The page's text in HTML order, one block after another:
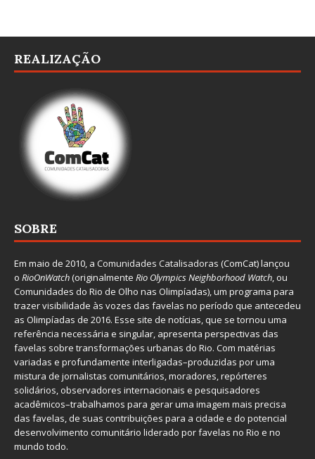
REALIZAÇÃO
SOBRE
Em maio de 2010, a Comunidades Catalisadoras (ComCat) lançou
o RioOnWatch(originalmente Rio Olympics Neighborhood Watch, ou
Comunidades do Rio de Olho nas Olimpíadas), um programa para
trazer visibilidade às vozes das favelas no período que antecedeu
as Olimpíadas de 2016. Esse site de notícias, que se tornou uma
referência necessária e singular, apresenta perspectivas das
favelas sobre transformações urbanas do Rio. Com matérias
variadas e profundamente interligadas–produzidas por uma
mistura de jornalistas comunitários, moradores, repórteres
solidários, observadores internacionais e pesquisadores
acadêmicos–trabalhamos para gerar uma imagem mais precisa
das favelas, de suas contribuições para a cidade e do potencial
desenvolvimento comunitário liderado por favelas no Rio e no
mundo todo.